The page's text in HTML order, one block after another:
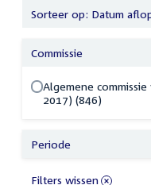
Sorteer op: Datum
Commissie
Algemene
2017) (846)
Periode
Filters wissen